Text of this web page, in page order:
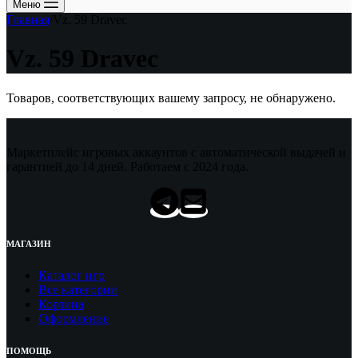
Меню
Главная Vz. 59 Dravec
Vz. 59 Dravec
Товаров, соответствующих вашему запросу, не обнаружено.
Маркетплейс игровых аккаунтов с автоматической выдачей и
гарантией до 14 дней. Работаем с 2024 года.
МАГАЗИН
Каталог игр
Все категории
Корзина
Оформление
ПОМОЩЬ